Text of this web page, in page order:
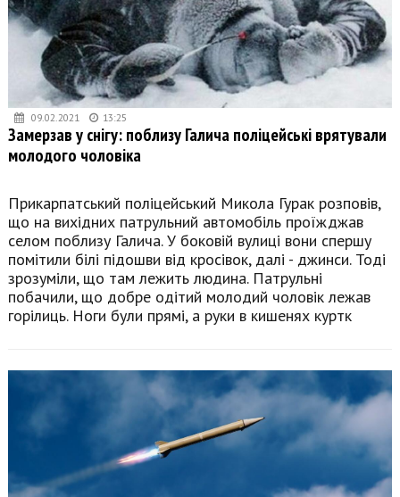
09.02.2021 13:25
Замерзав у снігу: поблизу Галича поліцейські врятували
молодого чоловіка
Прикарпатський поліцейський Микола Гурак розповів,
що на вихідних патрульний автомобіль проїжджав
селом поблизу Галича. У боковій вулиці вони спершу
помітили білі підошви від кросівок, далі - джинси. Тоді
зрозуміли, що там лежить людина. Патрульні
побачили, що добре одітий молодий чоловік лежав
горілиць. Ноги були прямі, а руки в кишенях куртк